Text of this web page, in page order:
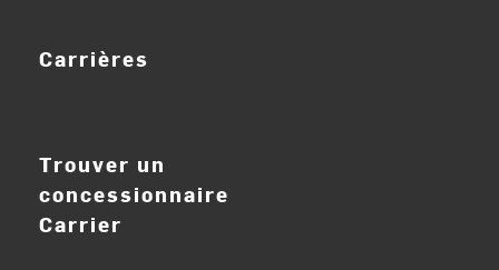
Carrières
Trouver un
concessionnaire
Carrier